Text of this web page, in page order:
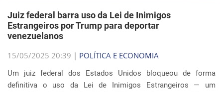
Juiz federal barra uso da Lei de Inimigos
Estrangeiros por Trump para deportar
venezuelanos
15/05/2025 20:39 | POLÍTICA E ECONOMIA
Um juiz federal dos Estados Unidos bloqueou de forma
definitiva o uso da Lei de Inimigos Estrangeiros — um